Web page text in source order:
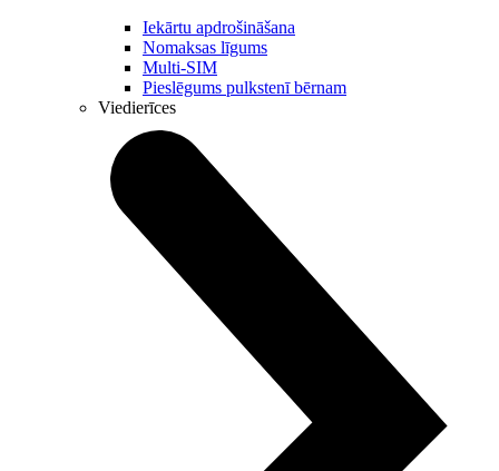
Iekārtu apdrošināšana
Nomaksas līgums
Multi-SIM
Pieslēgums pulkstenī bērnam
Viedierīces